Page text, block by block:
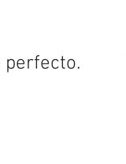
perfecto.